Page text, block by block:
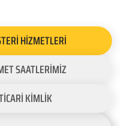
HİZMETLERİ
SAATLERİMİZ
KİMLİK